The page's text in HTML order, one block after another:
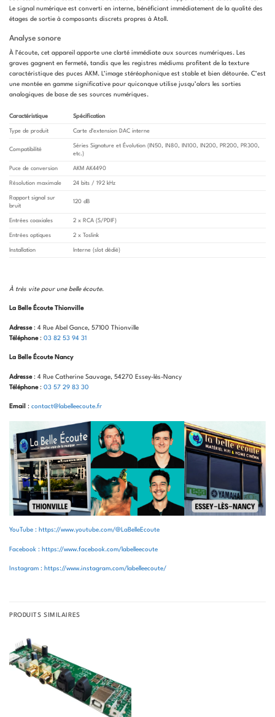
Le signal numérique est converti en interne, bénéficiant immédiatement de la qualité des
étages de sortie à composants discrets propres à Atoll.
Analyse sonore
À l’écoute, cet appareil apporte une clarté immédiate aux sources numériques. Les
graves gagnent en fermeté, tandis que les registres médiums profitent de la texture
caractéristique des puces AKM. L’image stéréophonique est stable et bien détourée. C’est
une montée en gamme significative pour quiconque utilise jusqu’alors les sorties
analogiques de base de ses sources numériques.
Caractéristique Spécification
Type de produit Carte d’extension DAC interne
Compatibilité
Séries Signature et Évolution (IN50, IN80, IN100, IN200, PR200, PR300,
etc.)
Puce de conversion AKM AK4490
Résolution maximale 24 bits / 192 kHz
Rapport signal sur
bruit
120 dB
Entrées coaxiales 2 x RCA (S/PDIF)
Entrées optiques 2 x Toslink
Installation Interne (slot dédié)
À très vite pour une belle écoute.
La Belle Écoute Thionville
Adresse: 4 Rue Abel Gance, 57100 Thionville
Téléphone: 03 82 53 94 31
La Belle Écoute Nancy
Adresse: 4 Rue Catherine Sauvage, 54270 Essey-lès-Nancy
Téléphone: 03 57 29 83 30
Email : contact@labelleecoute.fr
YouTube : https://www.youtube.com/@LaBelleEcoute
Facebook : https://www.facebook.com/labelleecoute
Instagram : https://www.instagram.com/labelleecoute/
PRODUITS SIMILAIRES